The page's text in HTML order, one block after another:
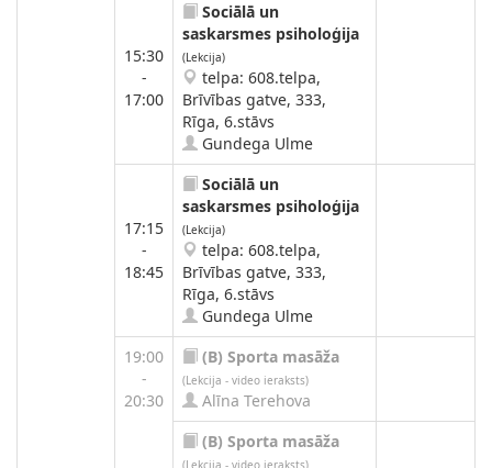
15:30
-
17:00
Sociālā un
saskarsmes psiholoģija
(Lekcija)
telpa: 608.telpa,
Brīvības gatve, 333,
Rīga, 6.stāvs
Gundega Ulme
17:15
-
18:45
Sociālā un
saskarsmes psiholoģija
(Lekcija)
telpa: 608.telpa,
Brīvības gatve, 333,
Rīga, 6.stāvs
Gundega Ulme
19:00
-
20:30
(B) Sporta masāža
(Lekcija - video ieraksts)
Alīna Terehova
(B) Sporta masāža
(Lekcija - video ieraksts)